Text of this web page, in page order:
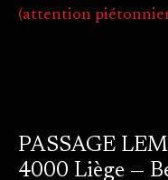
(attention
PASSAGE
4000 Liège —